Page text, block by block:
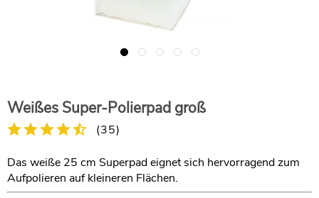
Weißes Super-Polierpad groß
(35)
Das weiße 25 cm Superpad eignet sich hervorragend zum
Aufpolieren auf kleineren Flächen.